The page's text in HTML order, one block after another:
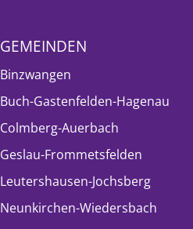
GEMEINDEN
Binzwangen
Buch-Gastenfelden-Hagenau
Colmberg-Auerbach
Geslau-Frommetsfelden
Leutershausen-Jochsberg
Neunkirchen-Wiedersbach